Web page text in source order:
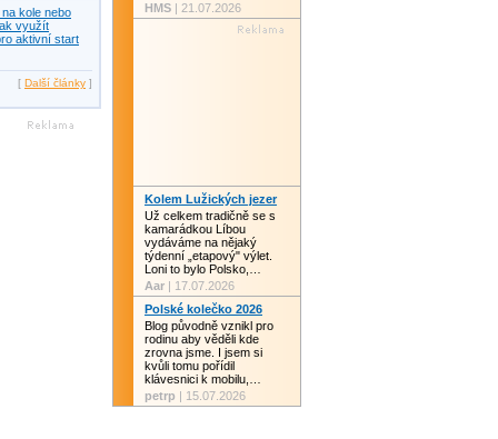
kole nebo
využít
aktivní start
[ Další články ]
HMS | 21.07.2026
Kolem Lužických jezer
Už celkem tradičně se s
kamarádkou Líbou
vydáváme na nějaký
týdenní „etapový" výlet.
Loni to bylo Polsko,…
Aar | 17.07.2026
Polské kolečko 2026
Blog původně vznikl pro
rodinu aby věděli kde
zrovna jsme. I jsem si
kvůli tomu pořídil
klávesnici k mobilu,…
petrp | 15.07.2026